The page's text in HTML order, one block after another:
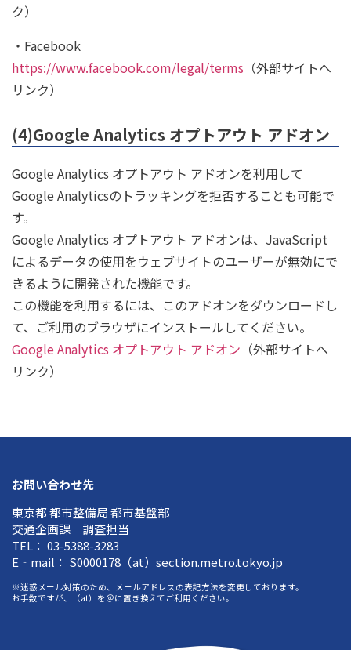
ク）
・Facebook
https://www.facebook.com/legal/terms （外部サイトへ
リンク）
(4)Google Analytics オプトアウト アドオン
Google Analytics オプトアウト アドオンを利用して
Google Analyticsのトラッキングを拒否することも可能で
す。
Google Analytics オプトアウト アドオンは、JavaScript
によるデータの使用をウェブサイトのユーザーが無効にで
きるように開発された機能です。
この機能を利用するには、このアドオンをダウンロードし
て、ご利用のブラウザにインストールしてください。
Google Analytics オプトアウト アドオン （外部サイトへ
リンク）
お問い合わせ先
東京都 都市整備局 都市基盤部
交通企画課 調査担当
TEL： 03-5388-3283
E‐mail： S0000178（at）section.metro.tokyo.jp
※迷惑メール対策のため、メールアドレスの表記方法を変更しております。
お手数ですが、（at）を＠に置き換えてご利用ください。